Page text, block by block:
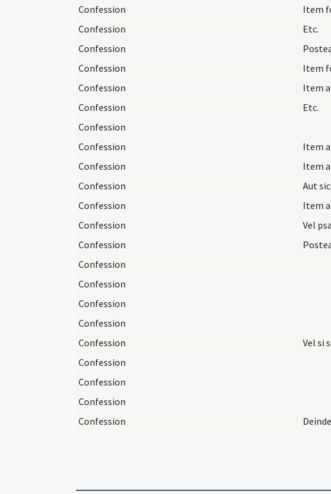
Confession
Confession
Etc.
Confession
Confession
Confession
Confession
Etc.
Confession
Confession
Confession
Confession
Aut sic:
Confession
Confession
Vel
Confession
Confession
Confession
Confession
Confession
Confession
Vel si
Confession
Confession
Confession
Confession